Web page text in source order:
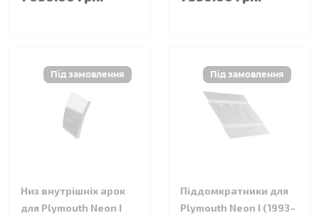
Низ внутрішніх арок
для Plymouth Neon I
Піддомкратники для
Plymouth Neon I (1993–